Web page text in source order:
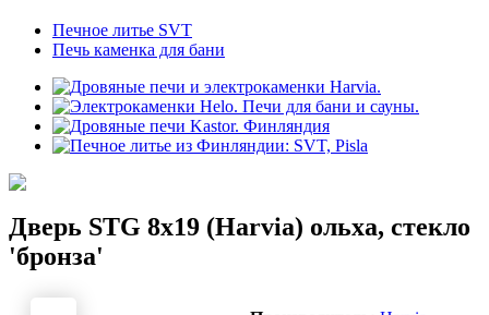
Печное литье SVT
Печь каменка для бани
Дверь STG 8x19 (Harvia) ольха, стекло
'бронза'